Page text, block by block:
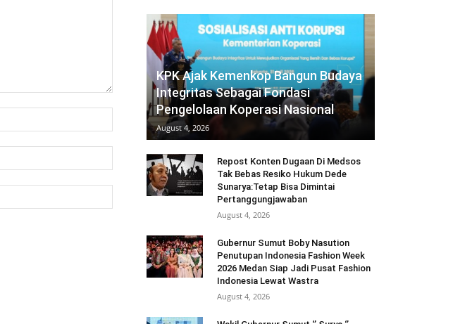
KPK Ajak Kemenkop Bangun Budaya
Integritas Sebagai Fondasi
Pengelolaan Koperasi Nasional
August 4, 2026
Repost Konten Dugaan Di Medsos
Tak Bebas Resiko Hukum Dede
Sunarya:Tetap Bisa Dimintai
Pertanggungjawaban
August 4, 2026
Gubernur Sumut Boby Nasution
Penutupan Indonesia Fashion Week
2026 Medan Siap Jadi Pusat Fashion
Indonesia Lewat Wastra
August 4, 2026